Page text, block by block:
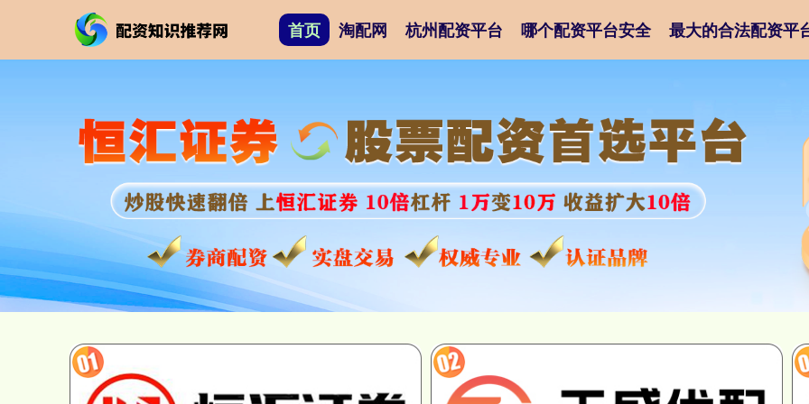
首页 淘配网 杭州配资平台 哪个配资平台安全 最大的合法配资平